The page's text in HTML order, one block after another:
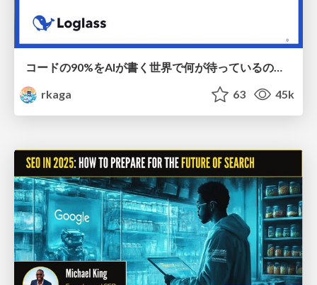
コードの90%をAIが書く世界で何が待っているのか / What awaits us in a world where 90% of the code is written by AI
rkaga
63 45k